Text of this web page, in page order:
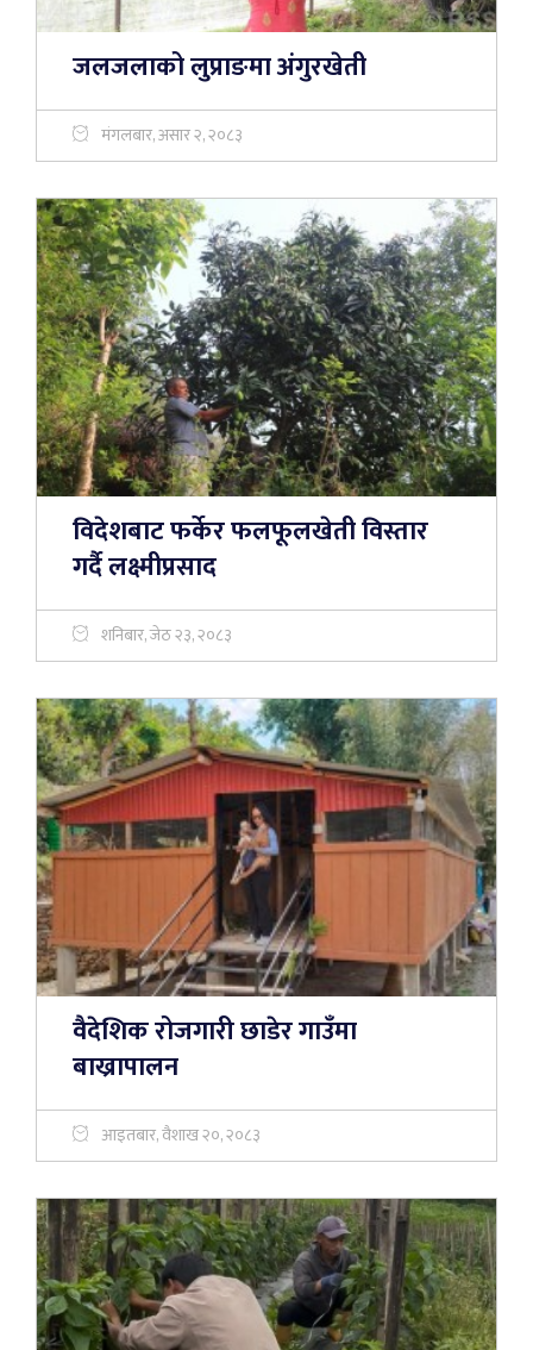
जलजलाको लुप्राङमा अंगुरखेती
मंगलबार, असार २, २०८३
विदेशबाट फर्केर फलफूलखेती विस्तार
गर्दै लक्ष्मीप्रसाद
शनिबार, जेठ २३, २०८३
वैदेशिक रोजगारी छाडेर गाउँमा
बाख्रापालन
आइतबार, वैशाख २०, २०८३